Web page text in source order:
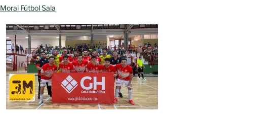
Moral Fútbol Sala